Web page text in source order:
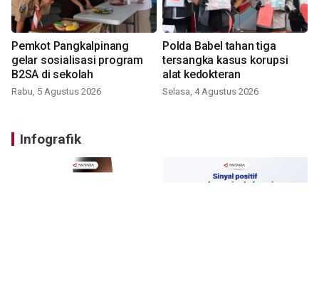
Pemkot Pangkalpinang
gelar sosialisasi program
B2SA di sekolah
Rabu, 5 Agustus 2026
Polda Babel tahan tiga
tersangka kasus korupsi
alat kedokteran
Selasa, 4 Agustus 2026
Infografik